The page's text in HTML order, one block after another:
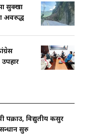
सुक्खा
अवरुद्ध
पक्राउ, विद्युतीय कसुर
सुरु